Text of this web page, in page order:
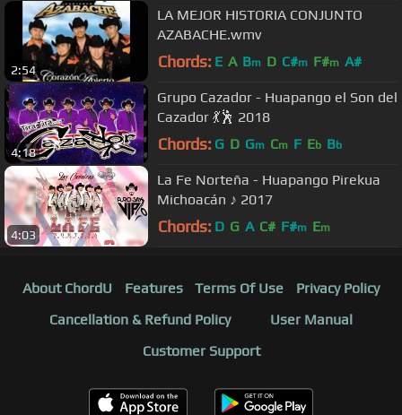
2:54
LA MEJOR HISTORIA CONJUNTO
AZABACHE.wmv
Chords: E A Bm D C#m F#m A#
4:18
Grupo Cazador - Huapango el Son del
Cazador 💃🕺 2018
Chords: G D Gm Cm F Eb Bb
4:03
La Fe Norteña - Huapango Pirekua
Michoacán ♪ 2017
Chords: D G A C# F#m Em
About ChordU Features Terms Of Use
Privacy Policy
Cancellation & Refund Policy
User Manual
Customer Support